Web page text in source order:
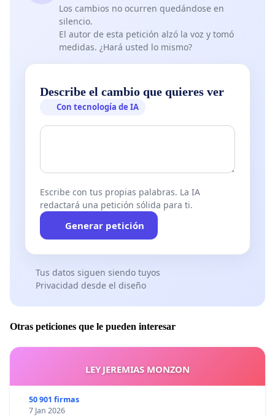
Los cambios no ocurren quedándose en
silencio.
El autor de esta petición alzó la voz y tomó
medidas. ¿Hará usted lo mismo?
Describe el cambio que quieres ver
Con tecnología de IA
Escribe con tus propias palabras. La IA
redactará una petición sólida para ti.
Generar petición
Tus datos siguen siendo tuyos
Privacidad desde el diseño
Otras peticiones que le pueden interesar
LEY JEREMIAS MONZON
50 901 firmas
7 Jan 2026